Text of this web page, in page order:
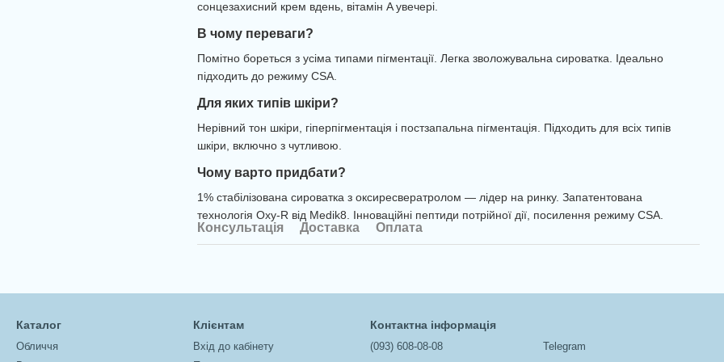
сонцезахисний крем вдень, вітамін A увечері.
В чому переваги?
Помітно бореться з усіма типами пігментації. Легка зволожувальна сироватка. Ідеально
підходить до режиму CSA.
Для яких типів шкіри?
Нерівний тон шкіри, гіперпігментація і постзапальна пігментація. Підходить для всіх типів
шкіри, включно з чутливою.
Чому варто придбати?
1% стабілізована сироватка з оксиресвератролом — лідер на ринку. Запатентована
технологія Oxy-R від Medik8. Інноваційні пептиди потрійної дії, посилення режиму CSA.
Консультація Доставка Оплата
Каталог
Обличчя
Клієнтам
Вхід до кабінету
Контактна інформація
(093) 608-08-08 Telegram